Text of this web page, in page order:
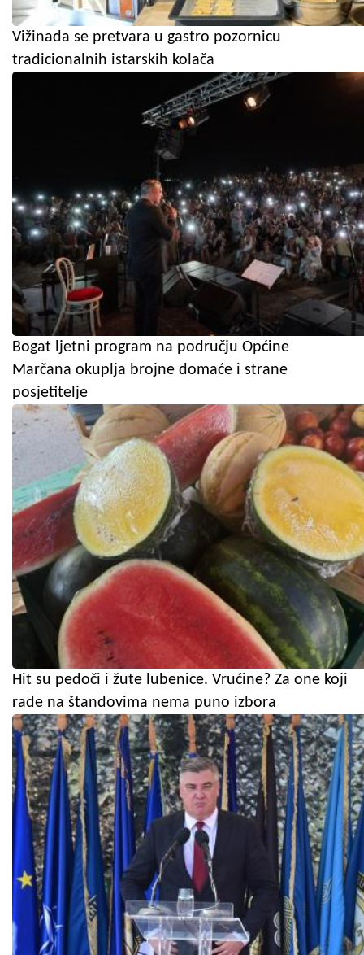
Vižinada se pretvara u gastro pozornicu
tradicionalnih istarskih kolača
Bogat ljetni program na području Općine
Marčana okuplja brojne domaće i strane
posjetitelje
Hit su pedoči i žute lubenice. Vrućine? Za one koji
rade na štandovima nema puno izbora